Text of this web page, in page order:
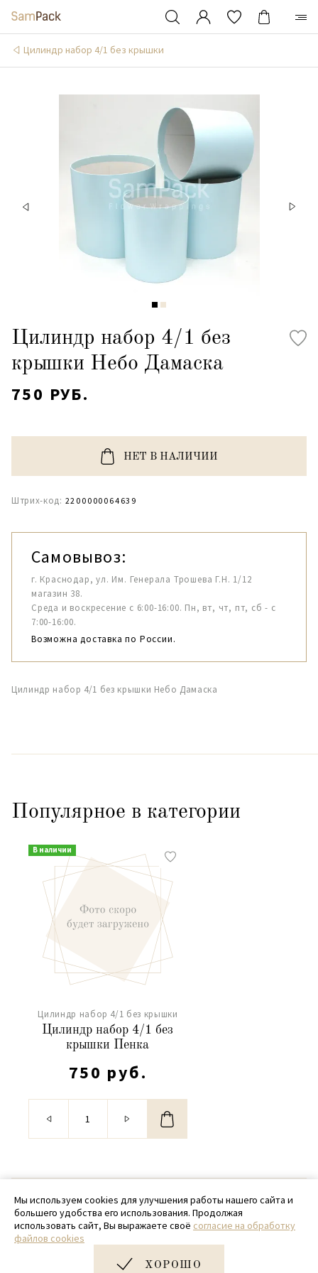
Цилиндр набор 4/1 без крышки
Цилиндр набор 4/1 без
крышки Небо Дамаска
750 РУБ.
НЕТ В НАЛИЧИИ
Штрих-код: 2200000064639
Самовывоз:
г. Краснодар, ул. Им. Генерала Трошева Г.Н. 1/12
магазин 38.
Среда и воскресение с 6:00-16:00. Пн, вт, чт, пт, сб - с
7:00-16:00.
Возможна доставка по России.
Цилиндр набор 4/1 без крышки Небо Дамаска
Популярное в категории
В наличии
Цилиндр набор 4/1 без крышки
Цилиндр набор 4/1 без
крышки Пенка
750 руб.
© 2020 - 2026 SamPack
+ 7 (918) 699-97-87
zakaz@sampack.store
Мы используем cookies для улучшения работы нашего сайта и
большего удобства его использования. Продолжая
использовать сайт, Вы выражаете своё согласие на обработку
файлов cookies
ХОРОШО